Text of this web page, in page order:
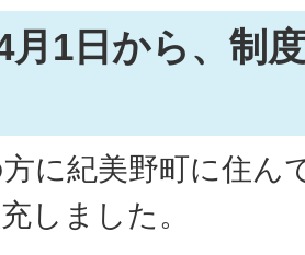
月1日から、制
に紀美野町に住ん
しました。